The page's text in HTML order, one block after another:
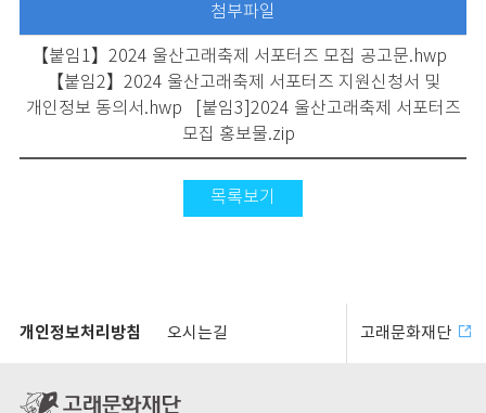
첨부파일
【붙임1】2024 울산고래축제 서포터즈 모집 공고문.hwp
【붙임2】2024 울산고래축제 서포터즈 지원신청서 및
개인정보 동의서.hwp
[붙임3]2024 울산고래축제 서포터즈
모집 홍보물.zip
목록보기
개인정보처리방침 오시는길 고래문화재단